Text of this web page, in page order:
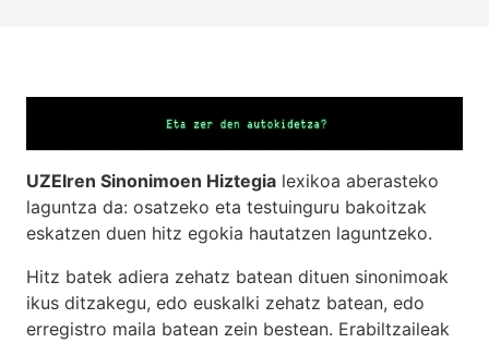
UZEIren Sinonimoen Hiztegia lexikoa aberasteko
laguntza da: osatzeko eta testuinguru bakoitzak
eskatzen duen hitz egokia hautatzen laguntzeko.
Hitz batek adiera zehatz batean dituen sinonimoak
ikus ditzakegu, edo euskalki zehatz batean, edo
erregistro maila batean zein bestean. Erabiltzaileak